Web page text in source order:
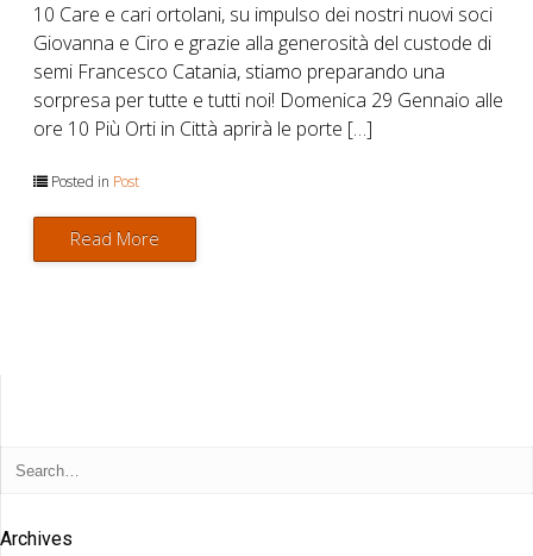
10 Care e cari ortolani, su impulso dei nostri nuovi soci
Giovanna e Ciro e grazie alla generosità del custode di
semi Francesco Catania, stiamo preparando una
sorpresa per tutte e tutti noi! Domenica 29 Gennaio alle
ore 10 Più Orti in Città aprirà le porte […]
Posted in Post
Read More
Archives